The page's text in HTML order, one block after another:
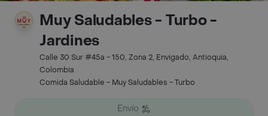
Muy Saludables - Turbo -
Jardines
Calle 30 Sur #45a - 150, Zona 2, Envigado, Antioquia,
Colombia
Comida Saludable - Muy Saludables - Turbo
Envío